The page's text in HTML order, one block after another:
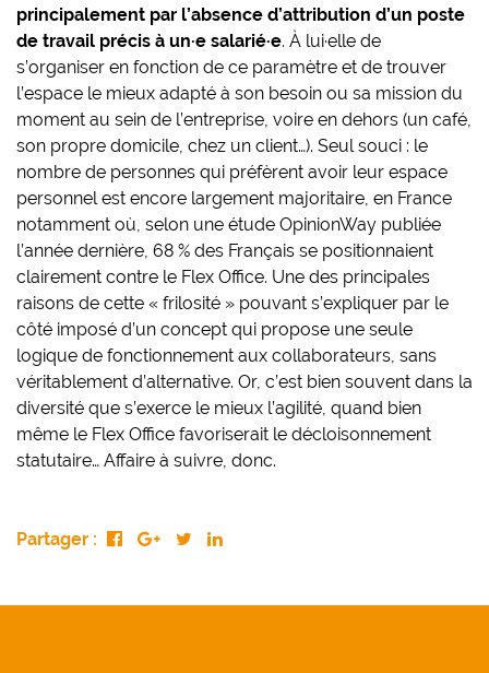
principalement par l’absence d’attribution d’un poste
de travail précis à un·e salarié·e. À lui·elle de
s’organiser en fonction de ce paramètre et de trouver
l’espace le mieux adapté à son besoin ou sa mission du
moment au sein de l’entreprise, voire en dehors (un café,
son propre domicile, chez un client…). Seul souci : le
nombre de personnes qui préfèrent avoir leur espace
personnel est encore largement majoritaire, en France
notamment où, selon une étude OpinionWay publiée
l’année dernière, 68 % des Français se positionnaient
clairement contre le Flex Office. Une des principales
raisons de cette « frilosité » pouvant s’expliquer par le
côté imposé d’un concept qui propose une seule
logique de fonctionnement aux collaborateurs, sans
véritablement d’alternative. Or, c’est bien souvent dans la
diversité que s’exerce le mieux l’agilité, quand bien
même le Flex Office favoriserait le décloisonnement
statutaire… Affaire à suivre, donc.
Partager :